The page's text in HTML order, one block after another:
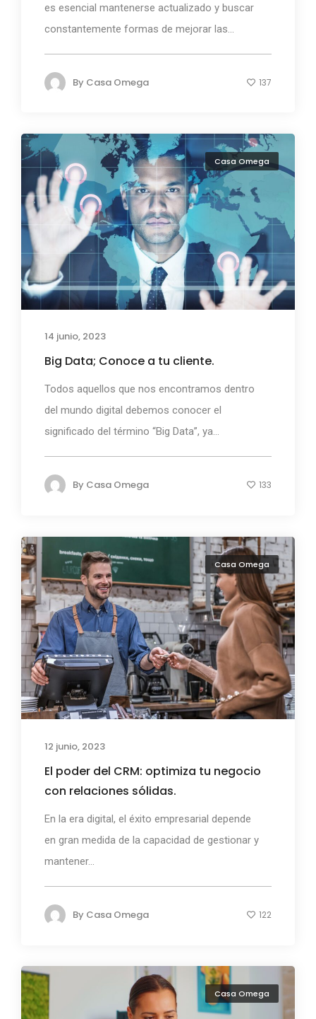
es esencial mantenerse actualizado y buscar
constantemente formas de mejorar las...
By Casa Omega 137
Casa Omega
14 junio, 2023
Big Data; Conoce a tu cliente.
Todos aquellos que nos encontramos dentro
del mundo digital debemos conocer el
significado del término “Big Data”, ya...
By Casa Omega 133
Casa Omega
12 junio, 2023
El poder del CRM: optimiza tu negocio
con relaciones sólidas.
En la era digital, el éxito empresarial depende
en gran medida de la capacidad de gestionar y
mantener...
By Casa Omega 122
Casa Omega